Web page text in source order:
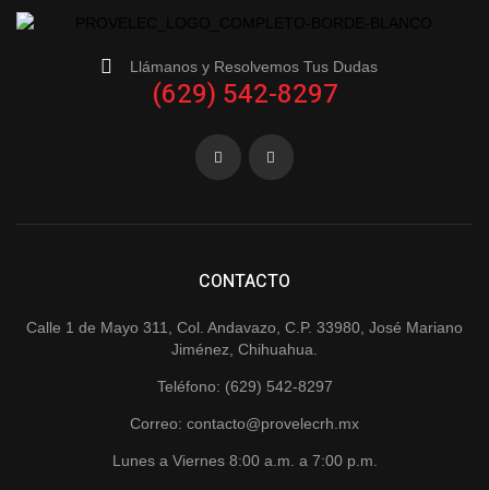
Llámanos y Resolvemos Tus Dudas
(629) 542-8297
CONTACTO
Calle 1 de Mayo 311, Col. Andavazo, C.P. 33980, José Mariano
Jiménez, Chihuahua.
Teléfono: (629) 542-8297
Correo: contacto@provelecrh.mx
Lunes a Viernes 8:00 a.m. a 7:00 p.m.